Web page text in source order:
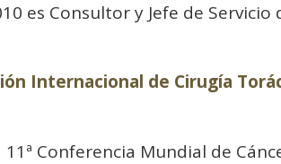
es Consultor y Jefe de Servicio
Internacional de Cirugía
Conferencia Mundial de